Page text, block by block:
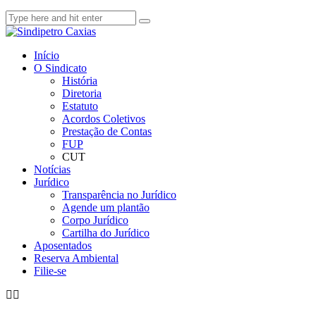
Início
O Sindicato
História
Diretoria
Estatuto
Acordos Coletivos
Prestação de Contas
FUP
CUT
Notícias
Jurídico
Transparência no Jurídico
Agende um plantão
Corpo Jurídico
Cartilha do Jurídico
Aposentados
Reserva Ambiental
Filie-se